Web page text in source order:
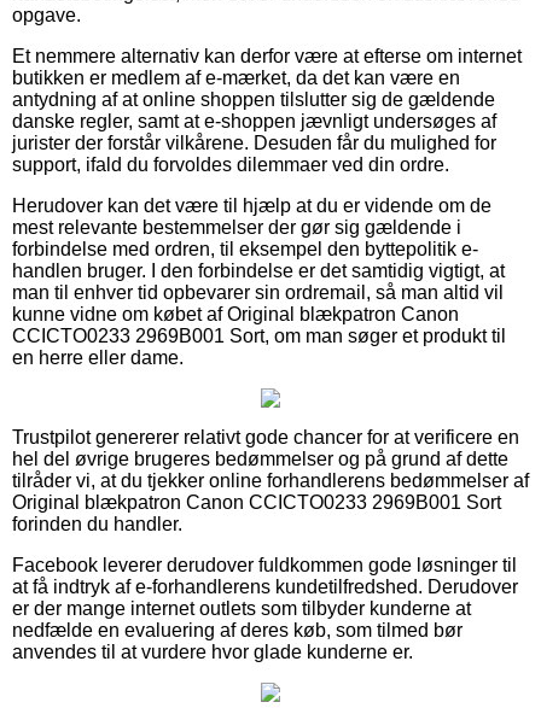
opgave.
Et nemmere alternativ kan derfor være at efterse om internet
butikken er medlem af e-mærket, da det kan være en
antydning af at online shoppen tilslutter sig de gældende
danske regler, samt at e-shoppen jævnligt undersøges af
jurister der forstår vilkårene. Desuden får du mulighed for
support, ifald du forvoldes dilemmaer ved din ordre.
Herudover kan det være til hjælp at du er vidende om de
mest relevante bestemmelser der gør sig gældende i
forbindelse med ordren, til eksempel den byttepolitik e-
handlen bruger. I den forbindelse er det samtidig vigtigt, at
man til enhver tid opbevarer sin ordremail, så man altid vil
kunne vidne om købet af Original blækpatron Canon
CCICTO0233 2969B001 Sort, om man søger et produkt til
en herre eller dame.
Trustpilot genererer relativt gode chancer for at verificere en
hel del øvrige brugeres bedømmelser og på grund af dette
tilråder vi, at du tjekker online forhandlerens bedømmelser af
Original blækpatron Canon CCICTO0233 2969B001 Sort
forinden du handler.
Facebook leverer derudover fuldkommen gode løsninger til
at få indtryk af e-forhandlerens kundetilfredshed. Derudover
er der mange internet outlets som tilbyder kunderne at
nedfælde en evaluering af deres køb, som tilmed bør
anvendes til at vurdere hvor glade kunderne er.